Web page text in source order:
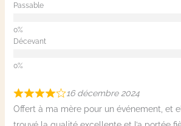
Passable
Décevant
16 décembre 2024
Offert à ma mère pour un événement, et